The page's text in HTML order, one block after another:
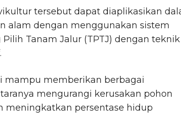
tersebut dapat diaplikasikan
alam dengan menggunakan sistem
Tanam Jalur (TPTJ) dengan teknik
mampu memberikan berbagai
mengurangi kerusakan pohon
meningkatkan persentase hidup